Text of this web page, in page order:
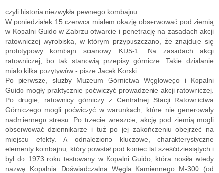
czyli historia niezwykła pewnego kombajnu
W poniedziałek 15 czerwca miałem okazję obserwować pod ziemią
w Kopalni Guido w Zabrzu otwarcie i penetrację na zasadach akcji
ratowniczej wyrobiska, w którym przypuszczano, że znajduje się
prototypowy kombajn ścianowy KDS-1. Na zasadach akcji
ratowniczej, bo tak stanowią przepisy górnicze. Takie działanie
miało kilka pozytywów - pisze Jacek Korski.
Po pierwsze, służby Muzeum Górnictwa Węglowego i Kopalni
Guido mogły praktycznie poćwiczyć prowadzenie akcji ratowniczej.
Po drugie, ratownicy górniczy z Centralnej Stacji Ratownictwa
Górniczego mogli poćwiczyć w warunkach, które nie generowały
nadmiernego stresu. Po trzecie wreszcie, akcję pod ziemią mogli
obserwować dziennikarze i tuż po jej zakończeniu obejrzeć na
miejscu efekty. A odnaleziono kluczowe, charakterystyczne
elementy kombajnu, który powstał pod koniec lat sześćdziesiątych i
był do 1973 roku testowany w Kopalni Guido, która nosiła wtedy
nazwę Kopalnia Doświadczalna Węgla Kamiennego M-300 (od